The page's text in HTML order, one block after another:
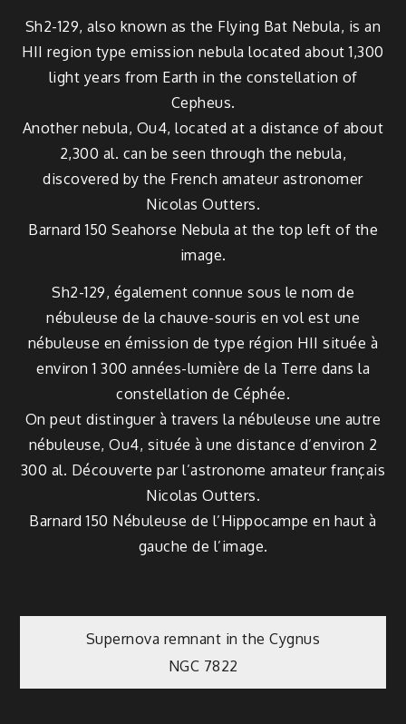
Sh2-129, also known as the Flying Bat Nebula, is an
HII region type emission nebula located about 1,300
light years from Earth in the constellation of
Cepheus.
Another nebula, Ou4, located at a distance of about
2,300 al. can be seen through the nebula,
discovered by the French amateur astronomer
Nicolas Outters.
Barnard 150 Seahorse Nebula at the top left of the
image.
Sh2-129, également connue sous le nom de
nébuleuse de la chauve-souris en vol est une
nébuleuse en émission de type région HII située à
environ 1 300 années-lumière de la Terre dans la
constellation de Céphée.
On peut distinguer à travers la nébuleuse une autre
nébuleuse, Ou4, située à une distance d’environ 2
300 al. Découverte par l’astronome amateur français
Nicolas Outters.
Barnard 150 Nébuleuse de l’Hippocampe en haut à
gauche de l’image.
Post
navigation
Supernova remnant in the Cygnus
NGC 7822